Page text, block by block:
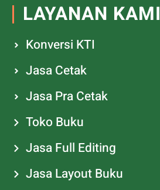
LAYANAN KAMI
Konversi KTI
Jasa Cetak
Jasa Pra Cetak
Toko Buku
Jasa Full Editing
Jasa Layout Buku